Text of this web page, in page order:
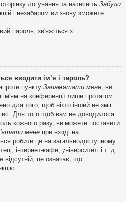
логування та натисніть Забули
і незабаром ви знову зможете
пароль, зв'яжіться з
вводити ім’я і пароль?
пункту Запам'ятати мене , ви
на конференції лише протягом
для того, щоб ніхто інший не зміг
Для того щоб вам не доводилося
кожного разу, ви можете поставити
мене при вході на
робити це на загальнодоступному
інтернет-кафе, університеті і т. д.
відсутній, це означає, що